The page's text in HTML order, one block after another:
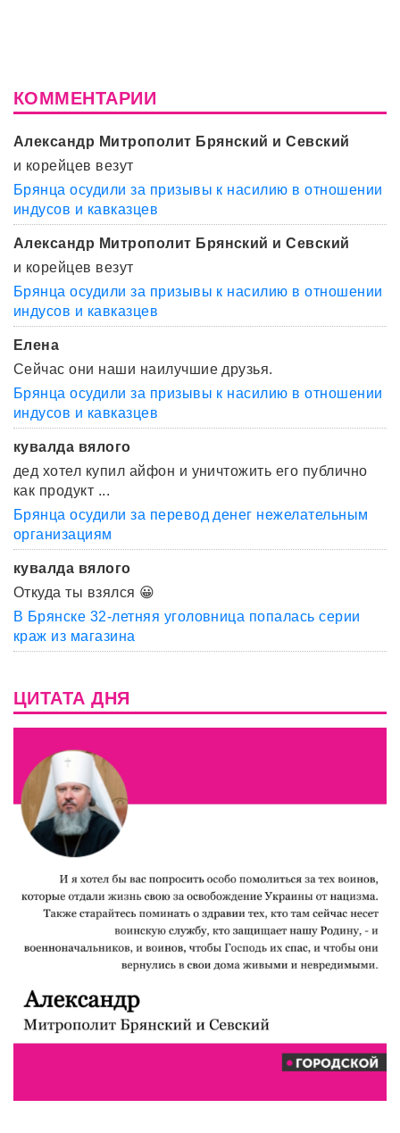
КОММЕНТАРИИ
Александр Митрополит Брянский и Севский
и корейцев везут
Брянца осудили за призывы к насилию в отношении
индусов и кавказцев
Александр Митрополит Брянский и Севский
и корейцев везут
Брянца осудили за призывы к насилию в отношении
индусов и кавказцев
Елена
Сейчас они наши наилучшие друзья.
Брянца осудили за призывы к насилию в отношении
индусов и кавказцев
кувалда вялого
дед хотел купил айфон и уничтожить его публично
как продукт ...
Брянца осудили за перевод денег нежелательным
организациям
кувалда вялого
Откуда ты взялся 😀
В Брянске 32-летняя уголовница попалась серии
краж из магазина
ЦИТАТА ДНЯ